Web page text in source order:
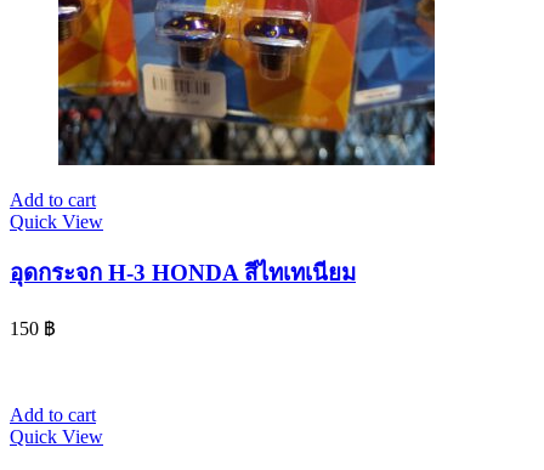
Add to cart
Quick View
อุดกระจก H-3 HONDA สีไทเทเนียม
150 ฿
Add to cart
Quick View